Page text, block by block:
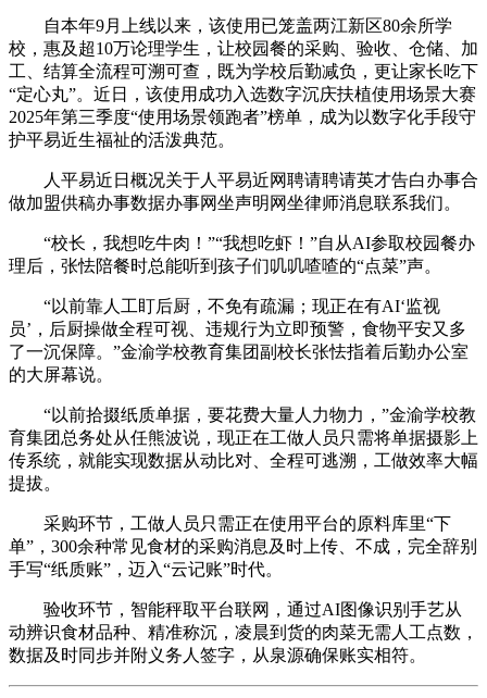
自本年9月上线以来，该使用已笼盖两江新区80余所学
校，惠及超10万论理学生，让校园餐的采购、验收、仓储、加
工、结算全流程可溯可查，既为学校后勤减负，更让家长吃下
“定心丸”。近日，该使用成功入选数字沉庆扶植使用场景大赛
2025年第三季度“使用场景领跑者”榜单，成为以数字化手段守
护平易近生福祉的活泼典范。
人平易近日概况关于人平易近网聘请聘请英才告白办事合
做加盟供稿办事数据办事网坐声明网坐律师消息联系我们。
“校长，我想吃牛肉！”“我想吃虾！”自从AI参取校园餐办
理后，张怯陪餐时总能听到孩子们叽叽喳喳的“点菜”声。
“以前靠人工盯后厨，不免有疏漏；现正在有AI‘监视
员’，后厨操做全程可视、违规行为立即预警，食物平安又多
了一沉保障。”金渝学校教育集团副校长张怯指着后勤办公室
的大屏幕说。
“以前拾掇纸质单据，要花费大量人力物力，”金渝学校教
育集团总务处从任熊波说，现正在工做人员只需将单据摄影上
传系统，就能实现数据从动比对、全程可逃溯，工做效率大幅
提拔。
采购环节，工做人员只需正在使用平台的原料库里“下
单”，300余种常见食材的采购消息及时上传、不成，完全辞别
手写“纸质账”，迈入“云记账”时代。
验收环节，智能秤取平台联网，通过AI图像识别手艺从
动辨识食材品种、精准称沉，凌晨到货的肉菜无需人工点数，
数据及时同步并附义务人签字，从泉源确保账实相符。